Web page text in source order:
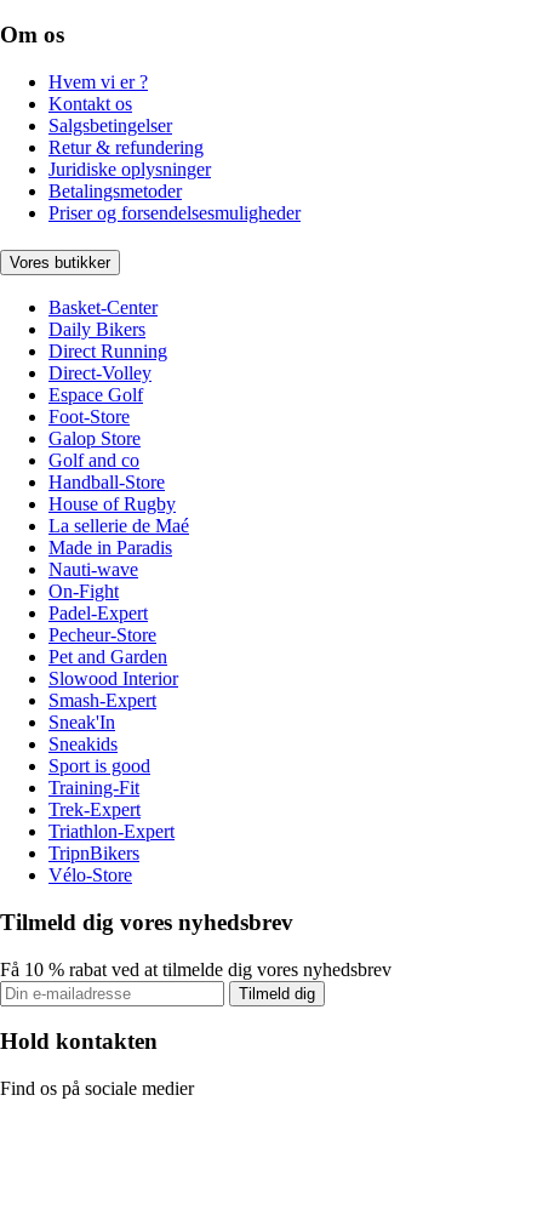
Om os
Hvem vi er ?
Kontakt os
Salgsbetingelser
Retur & refundering
Juridiske oplysninger
Betalingsmetoder
Priser og forsendelsesmuligheder
Vores butikker
Basket-Center
Daily Bikers
Direct Running
Direct-Volley
Espace Golf
Foot-Store
Galop Store
Golf and co
Handball-Store
House of Rugby
La sellerie de Maé
Made in Paradis
Nauti-wave
On-Fight
Padel-Expert
Pecheur-Store
Pet and Garden
Slowood Interior
Smash-Expert
Sneak'In
Sneakids
Sport is good
Training-Fit
Trek-Expert
Triathlon-Expert
TripnBikers
Vélo-Store
Tilmeld dig vores nyhedsbrev
Få 10 % rabat ved at tilmelde dig vores nyhedsbrev
Tilmeld dig
Hold kontakten
Find os på sociale medier